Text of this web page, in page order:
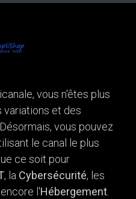
vous n'êtes plus
variations et des
vous pouvez
le canal le plus
ce soit pour
, la Cybersécurité, les
l'Hébergement.